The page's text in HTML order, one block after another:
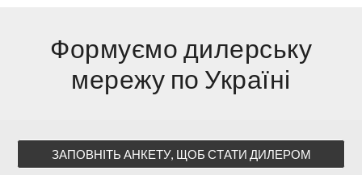
Формуємо дилерську
мережу по Україні
ЗАПОВНІТЬ АНКЕТУ, ЩОБ СТАТИ ДИЛЕРОМ